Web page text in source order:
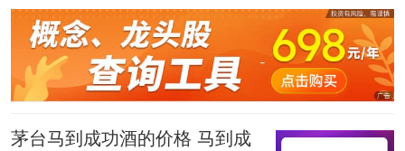
茅台马到成功酒的价格 马到成